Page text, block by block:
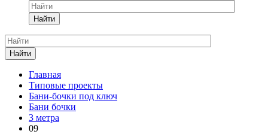
Найти
Найти
Главная
Типовые проекты
Бани-бочки под ключ
Бани бочки
3 метра
09